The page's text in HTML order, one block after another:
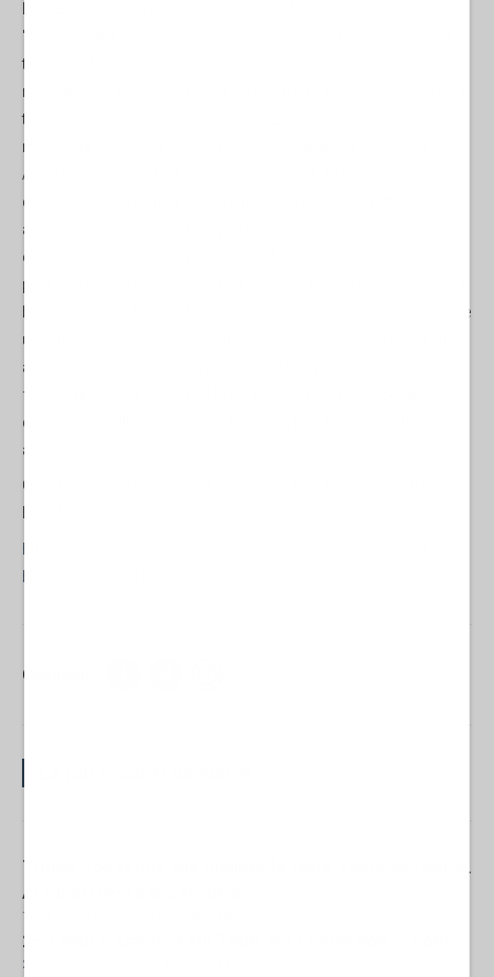
"Uccello Perduto"), era una bambina di circa quattro mesi della
tribù Lakota Sioux, sopravvissuta miracolosamente al
massacro di Wounded Knee il 29 dicembre 1890. Fu trovata viva
tra i corpi congelati delle vittime, nascosta sotto quello di sua
madre, da soldati del 7° Reggimento di Cavalleria degli Stati Uniti.
Adottata inizialmente dal generale Nelson A. Miles come simbolo
di "riconciliazione" tra bianchi e nativi, fu poi data in affidamento
alla moglie del generale Colby, crescendo in un mondo bianco
che non le apparteneva pienamente. La sua vita fu segnata da un
profondo senso di sradicamento: non si integrò né nella società
bianca né in quella Lakota, affrontando abusi, matrimoni infelici e
una ricerca ossessiva delle sue origini. Morì nel 1920 a soli 30
anni, sola e in povertà, a Washington D.C. Nel 1991, i suoi resti
furono riportati a Wounded Knee e sepolti lì, simboleggiando il
dolore e la resilienza dei "Lost Birds" – i bambini nativi strappati
alle loro famiglie.
Qui il link al documentario “Lost Bird of Wounded Knee” di South
Condividi:
Trump consegna alle miniere le terre sacre dei nativi.
Ai turisti resta la cartolina
16 Luglio 2026 09:30
250 anni d’America sul Time. Ma i nativi non ci sono
30 Giugno 2026 12:30